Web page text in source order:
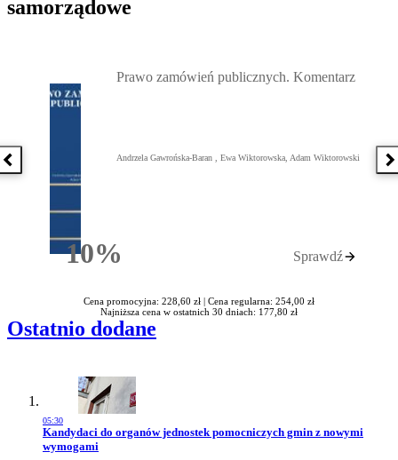
samorządowe
Poprzednia książka
10%Rabatu
Prawo zamówień publicznych. Komentarz
Andrzela Gawrońska-Baran , Ewa Wiktorowska, Adam Wiktorowski
Sprawdź
Cena promocyjna: 228,60 zł | Cena regularna: 254,00 zł
Najniższa cena w ostatnich 30 dniach: 177,80 zł
Ostatnio dodane
05:30
Przejdź do artykułu:
Kandydaci do organów jednostek pomocniczych gmin z nowymi
wymogami